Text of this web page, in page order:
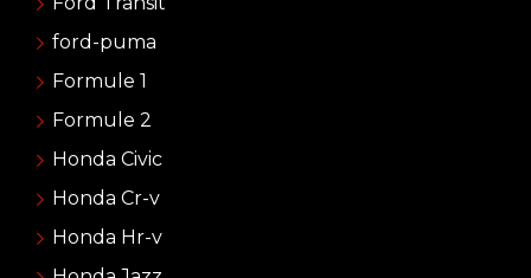
ford-puma
Formule 1
Formule 2
Honda Civic
Honda Cr-v
Honda Hr-v